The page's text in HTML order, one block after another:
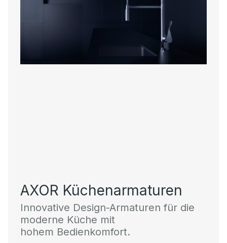
AXOR Küchenarmaturen
Innovative Design-Armaturen für die
moderne Küche mit
hohem Bedienkomfort.